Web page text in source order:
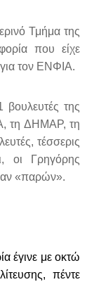
Τμήμα της
που είχε
τον ΕΝΦΙΑ.
της
τη ΔΗΜΑΡ, τη
τέσσερις
οι Γρηγόρης
«παρών».
έγινε με οκτώ
πέντε